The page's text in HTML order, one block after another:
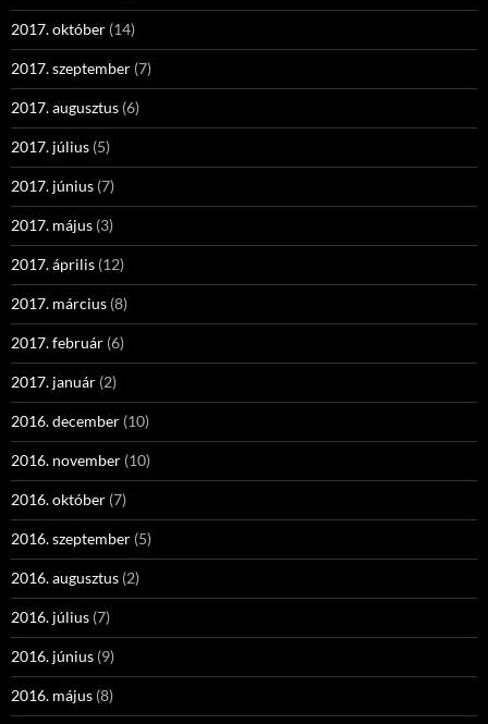
2017. október (14)
2017. szeptember (7)
2017. augusztus (6)
2017. július (5)
2017. június (7)
2017. május (3)
2017. április (12)
2017. március (8)
2017. február (6)
2017. január (2)
2016. december (10)
2016. november (10)
2016. október (7)
2016. szeptember (5)
2016. augusztus (2)
2016. július (7)
2016. június (9)
2016. május (8)